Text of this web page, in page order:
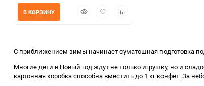
БыстрыйДобавитьДобавить
В КОРЗИНУ
С приближением зимы начинает суматошная подготовка
Многие дети в Новый год ждут не только игрушку, но и
картонная коробка способна вместить до 1 кг конфет. За